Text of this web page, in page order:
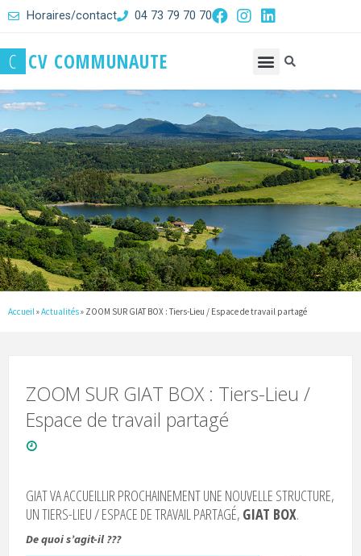
Horaires/contact 04 73 79 70 70
C CV COMMUNAUTE
Accueil »Actualités» ZOOM SUR GIAT BOX : Tiers-Lieu / Espace de travail partagé
ZOOM SUR GIAT BOX : Tiers-Lieu /
Espace de travail partagé
GIAT VA ACCUEILLIR PROCHAINEMENT UNE NOUVELLE STRUCTURE,
UN TIERS-LIEU / ESPACE DE TRAVAIL PARTAGÉ, GIAT BOX.
De quoi s’agit-il ???